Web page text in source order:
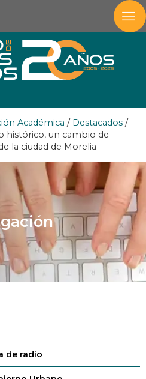
Académica / Destacados /
histórico, un cambio de
la ciudad de Morelia
de radio